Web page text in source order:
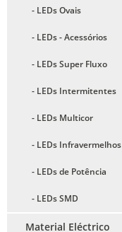
- LEDs Ovais
- LEDs - Acessórios
- LEDs Super Fluxo
- LEDs Intermitentes
- LEDs Multicor
- LEDs Infravermelhos
- LEDs de Potência
- LEDs SMD
Material Eléctrico